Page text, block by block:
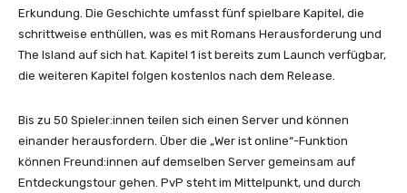
Erkundung. Die Geschichte umfasst fünf spielbare Kapitel, die
schrittweise enthüllen, was es mit Romans Herausforderung und
The Island auf sich hat. Kapitel 1 ist bereits zum Launch verfügbar,
die weiteren Kapitel folgen kostenlos nach dem Release.
Bis zu 50 Spieler:innen teilen sich einen Server und können
einander herausfordern. Über die „Wer ist online“-Funktion
können Freund:innen auf demselben Server gemeinsam auf
Entdeckungstour gehen. PvP steht im Mittelpunkt, und durch